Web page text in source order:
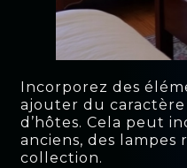
Incorporez des
ajouter du
d’hôtes. Cela peut
anciens, des
collection.